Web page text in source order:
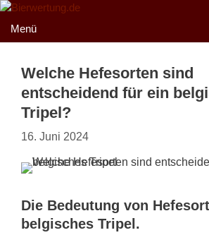
Zum
Inhalt
springen
Menü
Welche Hefesorten sind
entscheidend für ein
Tripel?
16. Juni 2024
Die Bedeutung von
belgisches Tripel.